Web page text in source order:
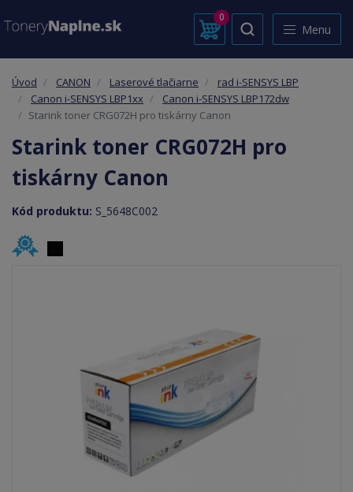
0
Menu
Úvod CANON Laserové tlačiarne
rad i-SENSYS LBP
Canon i-SENSYS LBP1xx
Canon i-SENSYS LBP172dw
Starink toner CRG072H pro tiskárny Canon
Starink toner CRG072H pro
tiskárny Canon
Kód produktu: S_5648C002